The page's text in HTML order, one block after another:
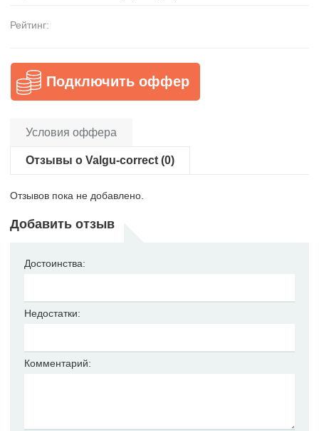
Рейтинг:
Подключить оффер
Условия оффера
Отзывы о Valgu-correct (0)
Отзывов пока не добавлено.
Добавить отзыв
Достоинства:
Недостатки:
Комментарий: